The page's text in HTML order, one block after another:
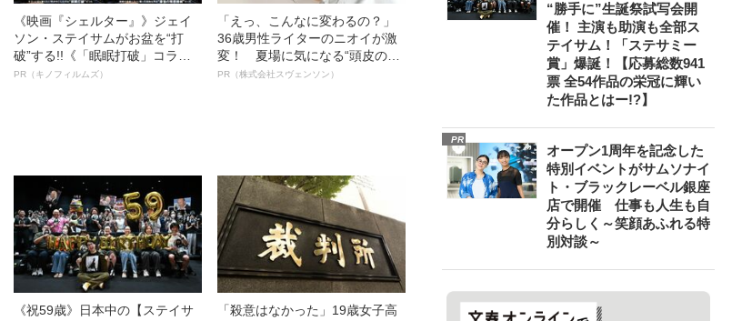
《映画『シェルター』》ジェイ
ソン・ステイサムがお盆を“打
破”する!!《「眠眠打破」コラ
ボ》
PR（キノフィルムズ）
「えっ、こんなに変わるの？」
36歳男性ライターのニオイが激
変！ 夏場に気になる“頭皮のニ
オイ”や“ベタつき”を解消す
PR（株式会社スヴェンソン）
《祝59歳》日本中の【ステイサ
「殺意はなかった」19歳女子高
“勝手に”生誕祭試写会開
催！ 主演も助演も全部ス
テイサム！「ステサミー
賞」爆誕！【応募総数941
票 全54作品の栄冠に輝い
た作品とはー!?】
PR
オープン1周年を記念した
特別イベントがサムソナイ
ト・ブラックレーベル銀座
店で開催 仕事も人生も自
分らしく～笑顔あふれる特
別対談～